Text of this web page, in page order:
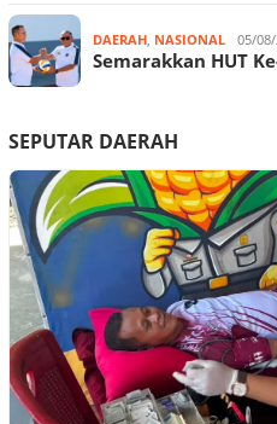
DAERAH, NASIONAL 05/
Semarakkan HUT
SEPUTAR DAERAH